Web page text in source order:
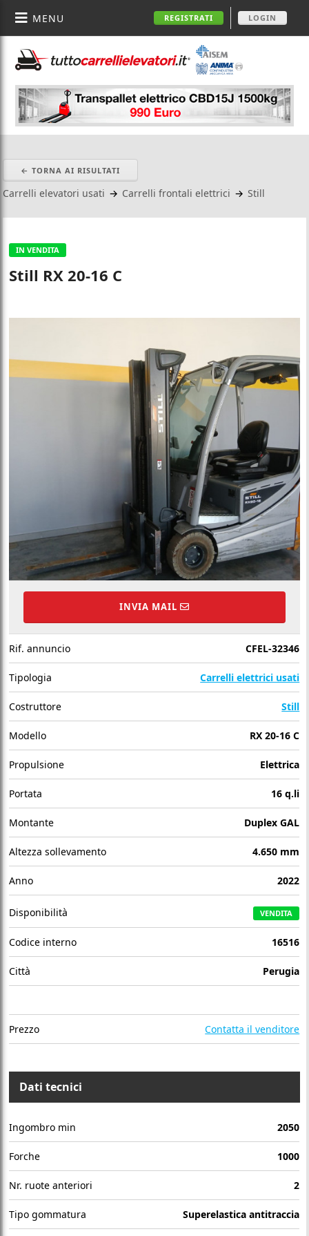
REGISTRATI LOGIN
MENU
← TORNA AI RISULTATI
Carrelli elevatori usati → Carrelli frontali elettrici → Still
IN VENDITA
Still RX 20-16 C
INVIA MAIL
Rif. annuncio CFEL-32346
Tipologia Carrelli elettrici usati
Costruttore Still
Modello RX 20-16 C
Propulsione Elettrica
Portata 16 q.li
Montante Duplex GAL
Altezza sollevamento 4.650 mm
Anno 2022
Disponibilità VENDITA
Codice interno 16516
Città Perugia
Prezzo Contatta il venditore
Dati tecnici
Ingombro min 2050
Forche 1000
Nr. ruote anteriori 2
Tipo gommatura Superelastica antitraccia